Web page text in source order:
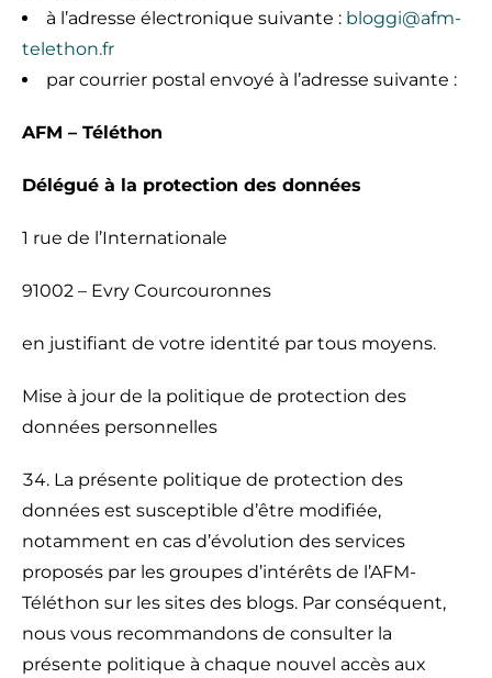
à l’adresse électronique suivante : bloggi@afm-
telethon.fr
par courrier postal envoyé à l’adresse suivante :
AFM – Téléthon
Délégué à la protection des données
1 rue de l’Internationale
91002 – Evry Courcouronnes
en justifiant de votre identité par tous moyens.
Mise à jour de la politique de protection des
données personnelles
La présente politique de protection des
données est susceptible d’être modifiée,
notamment en cas d’évolution des services
proposés par les groupes d’intérêts de l’AFM-
Téléthon sur les sites des blogs. Par conséquent,
nous vous recommandons de consulter la
présente politique à chaque nouvel accès aux